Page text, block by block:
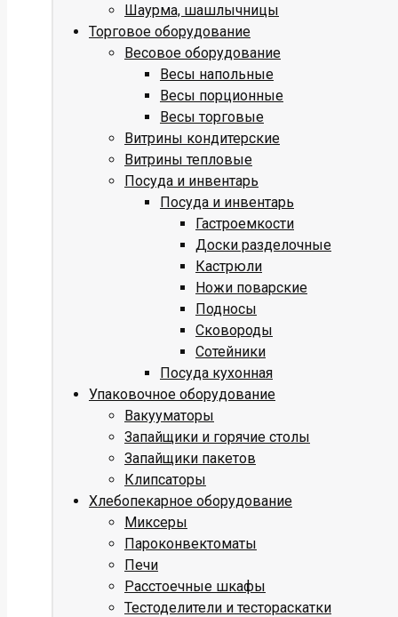
Шаурма, шашлычницы
Торговое оборудование
Весовое оборудование
Весы напольные
Весы порционные
Весы торговые
Витрины кондитерские
Витрины тепловые
Посуда и инвентарь
Посуда и инвентарь
Гастроемкости
Доски разделочные
Кастрюли
Ножи поварские
Подносы
Сковороды
Сотейники
Посуда кухонная
Упаковочное оборудование
Вакууматоры
Запайщики и горячие столы
Запайщики пакетов
Клипсаторы
Хлебопекарное оборудование
Миксеры
Пароконвектоматы
Печи
Расстоечные шкафы
Тестоделители и тестораскатки